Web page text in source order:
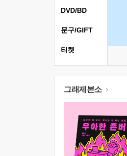
DVD/BD
문구/GIFT
티켓
그래제본소